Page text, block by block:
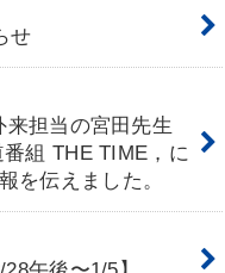
せ
担当の宮田先生
番組 THE TIME，に
を伝えました。